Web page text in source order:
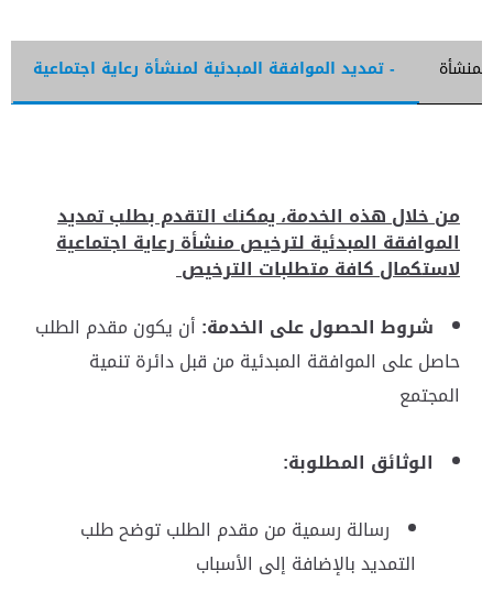
- تمديد الموافقة المبدئية لمنشأة رعاية اجتماعية
من خلال هذه الخدمة، يمكنك التقدم بطلب تمديد
الموافقة المبدئية لترخيص منشأة رعاية اجتماعية
لاستكمال كافة متطلبات الترخيص
شروط الحصول على الخدمة: أن يكون مقدم الطلب
حاصل على الموافقة المبدئية من قبل دائرة تنمية
المجتمع
الوثائق المطلوبة:
رسالة رسمية من مقدم الطلب توضح طلب
التمديد بالإضافة إلى الأسباب